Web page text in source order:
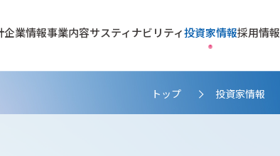
企業情報事業内容サスティナビリティ投資家情報採用情報
トップ >
投資家情報